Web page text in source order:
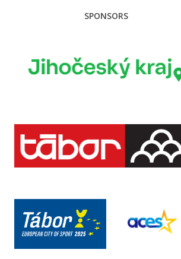
SPONSORS